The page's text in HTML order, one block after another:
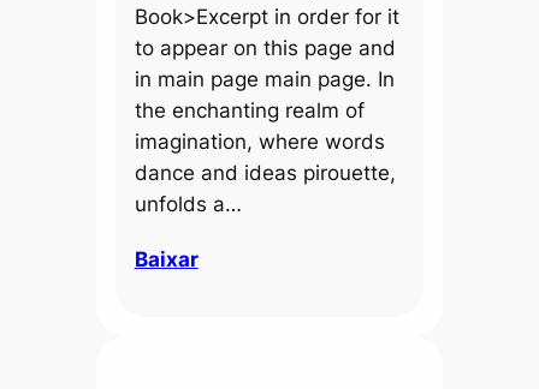
Book>Excerpt in order for it
to appear on this page and
in main page main page. In
the enchanting realm of
imagination, where words
dance and ideas pirouette,
unfolds a…
Baixar